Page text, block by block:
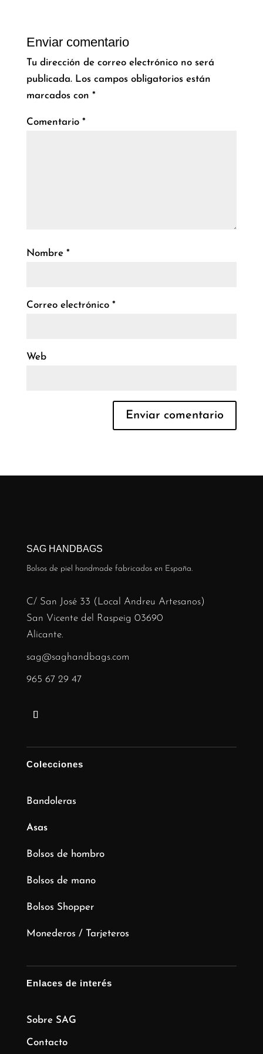
Enviar comentario
Tu dirección de correo electrónico no será
publicada. Los campos obligatorios están
marcados con *
Comentario *
Nombre *
Correo electrónico *
Web
SAG HANDBAGS
Bolsos de piel handmade fabricados en España.
C/ San José 33 (Local Andreu Artesanos)
San Vicente del Raspeig 03690
Alicante.
sag@saghandbags.com
965 67 29 47
Colecciones
Bandoleras
Asas
Bolsos de hombro
Bolsos de mano
Bolsos Shopper
Monederos / Tarjeteros
Enlaces de interés
Sobre SAG
Contacto